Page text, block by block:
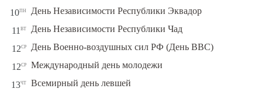
10пн День Независимости Республики Эквадор
11 вт День Независимости Республики Чад
12ср День Военно-воздушных сил РФ (День ВВС)
12ср Международный день молодежи
13чт Всемирный день левшей